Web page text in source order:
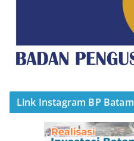
Link Instagram BP Batam